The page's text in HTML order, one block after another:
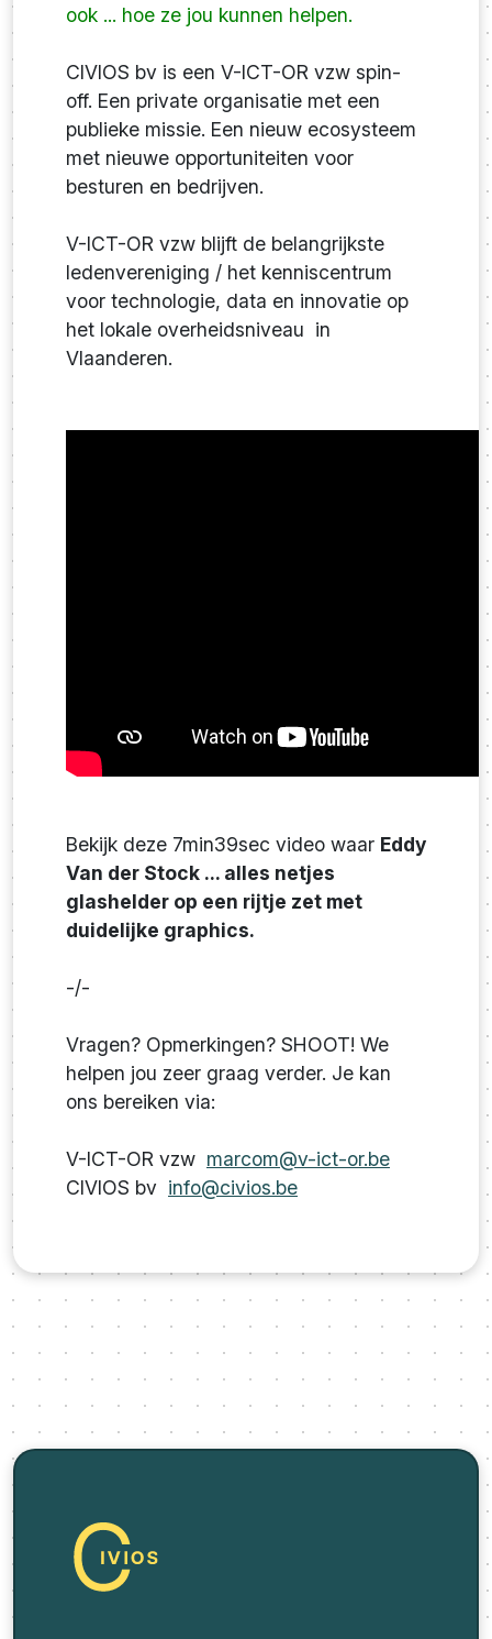
ook ... hoe ze jou kunnen helpen.
CIVIOS bv is een V-ICT-OR vzw spin-
off. Een private organisatie met een
publieke missie. Een nieuw ecosysteem
met nieuwe opportuniteiten voor
besturen en bedrijven.
V-ICT-OR vzw blijft de belangrijkste
ledenvereniging / het kenniscentrum
voor technologie, data en innovatie op
het lokale overheidsniveau in
Vlaanderen.
Bekijk deze 7min39sec video waar Eddy
Van der Stock ... alles netjes
glashelder op een rijtje zet met
duidelijke graphics.
-/-
Vragen? Opmerkingen? SHOOT! We
helpen jou zeer graag verder. Je kan
ons bereiken via:
V-ICT-OR vzw marcom@v-ict-or.be
CIVIOS bv info@civios.be